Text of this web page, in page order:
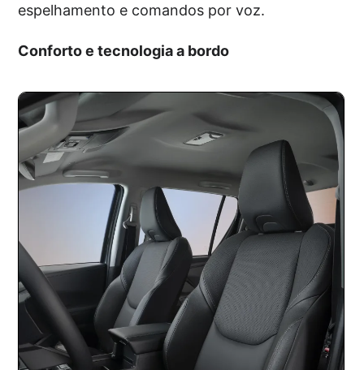
espelhamento e comandos por voz.
Conforto e tecnologia a bordo